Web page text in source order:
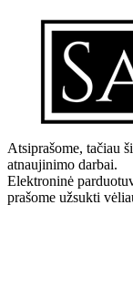
Atsiprašome, tačiau
atnaujinimo darbai.
Elektroninė
prašome užsukti